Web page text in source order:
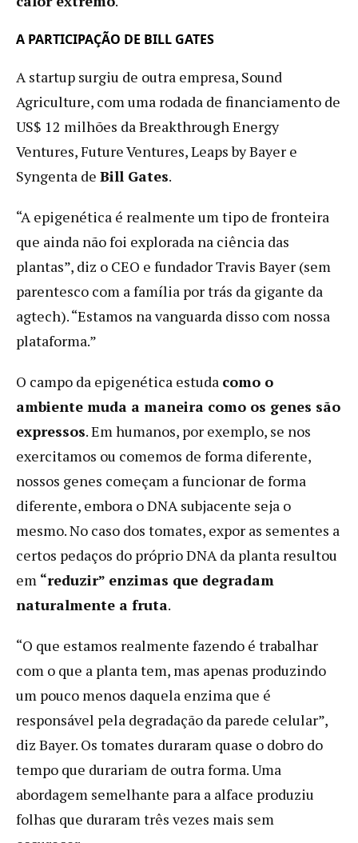
A PARTICIPAÇÃO DE BILL GATES
A startup surgiu de outra empresa, Sound
Agriculture, com uma rodada de financiamento de
US$ 12 milhões da Breakthrough Energy
Ventures, Future Ventures, Leaps by Bayer e
Syngenta de Bill Gates.
“A epigenética é realmente um tipo de fronteira
que ainda não foi explorada na ciência das
plantas”, diz o CEO e fundador Travis Bayer (sem
parentesco com a família por trás da gigante da
agtech). “Estamos na vanguarda disso com nossa
plataforma.”
O campo da epigenética estuda como o
ambiente muda a maneira como os genes são
expressos. Em humanos, por exemplo, se nos
exercitamos ou comemos de forma diferente,
nossos genes começam a funcionar de forma
diferente, embora o DNA subjacente seja o
mesmo. No caso dos tomates, expor as sementes a
certos pedaços do próprio DNA da planta resultou
em “reduzir” enzimas que degradam
naturalmente a fruta.
“O que estamos realmente fazendo é trabalhar
com o que a planta tem, mas apenas produzindo
um pouco menos daquela enzima que é
responsável pela degradação da parede celular”,
diz Bayer. Os tomates duraram quase o dobro do
tempo que durariam de outra forma. Uma
abordagem semelhante para a alface produziu
folhas que duraram três vezes mais sem